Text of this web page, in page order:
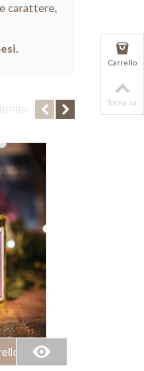
carattere,
Carrello
Torna su